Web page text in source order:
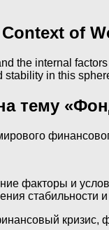
of
the internal
stability in this
тему
факторы и
стабильности
кризис,